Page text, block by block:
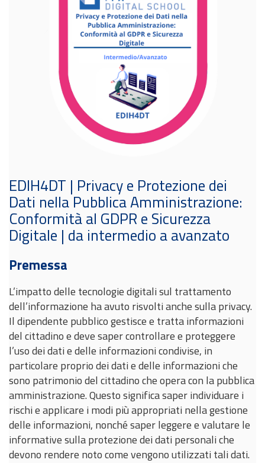
EDIH4DT | Privacy e Protezione dei
Dati nella Pubblica Amministrazione:
Conformità al GDPR e Sicurezza
Digitale | da intermedio a avanzato
Premessa
L’impatto delle tecnologie digitali sul trattamento
dell’informazione ha avuto risvolti anche sulla privacy.
Il dipendente pubblico gestisce e tratta informazioni
del cittadino e deve saper controllare e proteggere
l’uso dei dati e delle informazioni condivise, in
particolare proprio dei dati e delle informazioni che
sono patrimonio del cittadino che opera con la pubblica
amministrazione. Questo significa saper individuare i
rischi e applicare i modi più appropriati nella gestione
delle informazioni, nonché saper leggere e valutare le
informative sulla protezione dei dati personali che
devono rendere noto come vengono utilizzati tali dati.